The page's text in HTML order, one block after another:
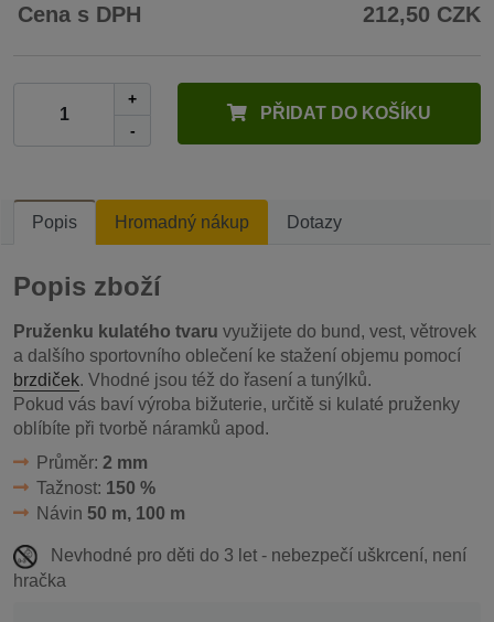
Cena s DPH 212,50 CZK
+
-
PŘIDAT DO KOŠÍKU
Popis Hromadný nákup Dotazy
Popis zboží
Pruženku kulatého tvaru využijete do bund, vest, větrovek
a dalšího sportovního oblečení ke stažení objemu pomocí
brzdiček. Vhodné jsou též do řasení a tunýlků.
Pokud vás baví výroba bižuterie, určitě si kulaté pruženky
oblíbíte při tvorbě náramků apod.
Průměr: 2 mm
Tažnost: 150 %
Návin 50 m, 100 m
Nevhodné pro děti do 3 let - nebezpečí uškrcení, není
hračka